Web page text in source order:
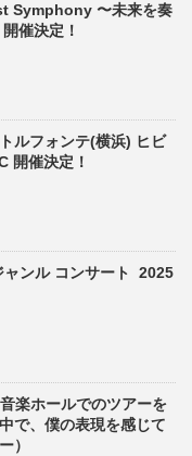
Symphony 〜未来を奏
催決定！
ルフォンテ(横浜) ヒビ
開催決定！
ンル コンサート 2025
楽ホールでのツアーを
で、僕の表現を感じて
）